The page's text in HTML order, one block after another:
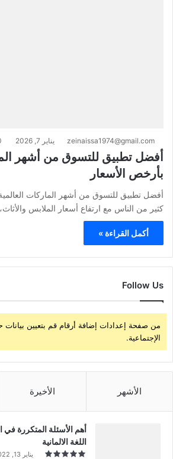
zeinaissa1974@gmail.com يناير 7, 2026
أفضل تطبيق للتسوق من أشهر
بأرخص الأسعار
أفضل تطبيق للتسوق من أشهر الماركات
كثير من الناس مع ارتفاع أسعار الملابس
أكمل القراءة »
Follow Us
من صفحة إعدادات إضافة أرقام قم بتعيين
الإجتماعية.
الأشهر الأخيرة
اللغة الالمانية
يناير 13, 2022